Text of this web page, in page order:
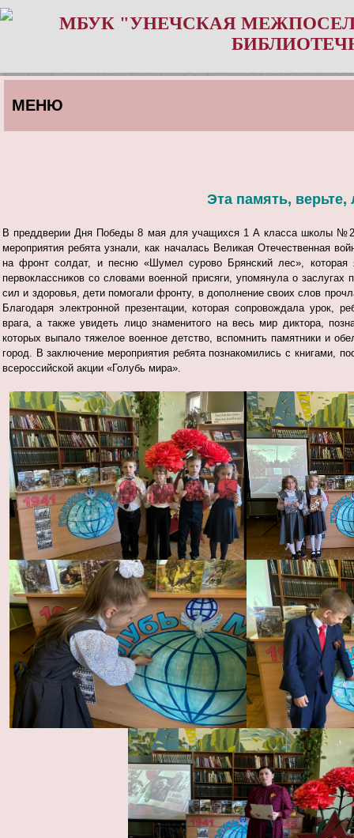
МБУК "УНЕЧСКАЯ
МЕНЮ
Эта память,
В преддверии Дня Победы 8 мая для учащихся 1 А класса школы
мероприятия ребята узнали, как началась Великая Отечественная
на фронт солдат, и песню «Шумел сурово Брянский лес», которая
первоклассников со словами военной присяги, упомянула о
сил и здоровья, дети помогали фронту, в дополнение своих слов
Благодаря электронной презентации, которая сопровождала
врага, а также увидеть лицо знаменитого на весь мир диктора,
которых выпало тяжелое военное детство, вспомнить памятники и
город. В заключение мероприятия ребята познакомились с книгами,
всероссийской акции «Голубь мира».